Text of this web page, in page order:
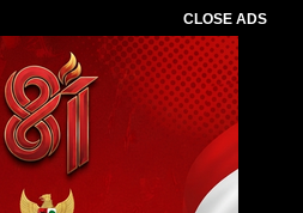
CLOSE ADS